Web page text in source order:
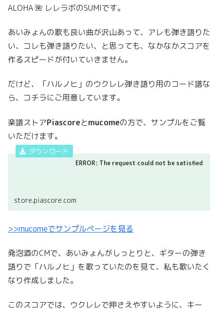
ALOHA 🌺 レレラボのSUMIです。
あいみょんの歌も良い曲が沢山あって、アレも弾き語りた
い、コレも弾き語りたい、と思っても、なかなかスコアを
作るスピードが付いていきません。
だけど、「ハルノヒ」のウクレレ弾き語り用のコード譜な
ら、コチラにご用意しています。
楽譜ストアPiascoreとmucomeの方で、サンプルをご覧
いただけます。
ERROR: The request could not be satisfied
store.piascore.com
>>mucomeでサンプルページを見る
発泡酒のCMで、あいみょんがしっとりと、ギターの弾き
語りで「ハルノヒ」を歌っていたのを見て、私も歌いたく
なり作成しました。
このスコアでは、ウクレレで押さえやすいように、キー